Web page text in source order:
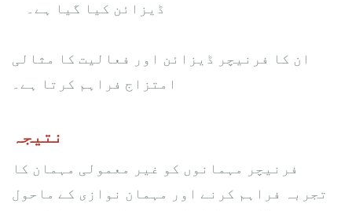
ڈیزائن کیا گیا ہے۔
ان کا فرنیچر ڈیزائن اور فعالیت کا مثالی
امتزاج فراہم کرتا ہے۔
نتیجہ
فرنیچر مہمانوں کو غیر معمولی مہمان کا
تجربہ فراہم کرنے اور مہمان نوازی کے ماحول